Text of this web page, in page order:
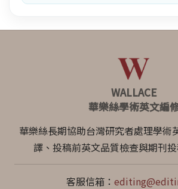
WALLACE
華樂絲學術英文編
華樂絲長期協助台灣研究者處理學術
譯、投稿前英文品質檢查與期刊
客服信箱：